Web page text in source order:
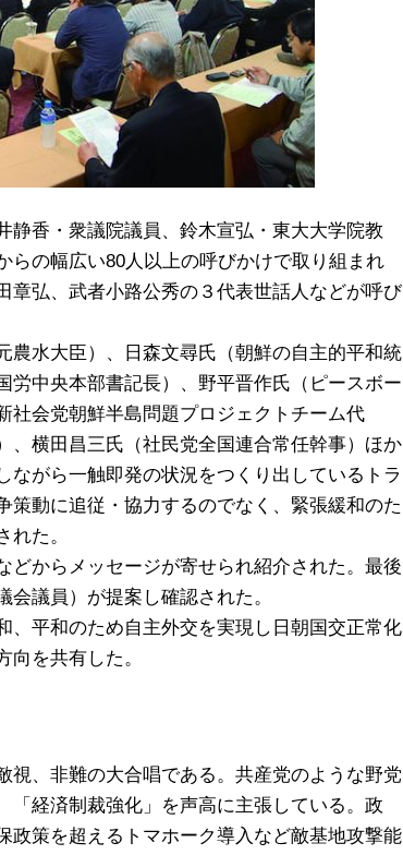
静香・衆議院議員、鈴木宣弘・東大大学院教
らの幅広い80人以上の呼びかけで取り組まれ
章弘、武者小路公秀の３代表世話人などが呼び
水大臣）、日森文尋氏（朝鮮の自主的平和統
労中央本部書記長）、野平晋作氏（ピースボー
社会党朝鮮半島問題プロジェクトチーム代
、横田昌三氏（社民党全国連合常任幹事）ほか
ながら一触即発の状況をつくり出しているトラ
策動に追従・協力するのでなく、緊張緩和のた
た。
からメッセージが寄せられ紹介された。最後
議員）が提案し確認された。
平和のため自主外交を実現し日朝国交正常化
を共有した。
、非難の大合唱である。共産党のような野党
「経済制裁強化」を声高に主張している。政
政策を超えるトマホーク導入など敵基地攻撃能